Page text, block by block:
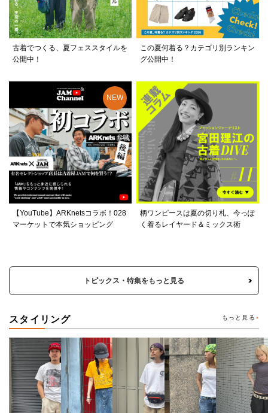
古着でつくる、夏フェススタイルを
公開中！
この夏何着る？カテゴリ別ランキン
グ公開中！
【YouTube】ARKnetsコラボ！028
マーケットで本気ショッピング
柄ワンピースは夏の切り札、今っぽ
く着るレイヤード＆ミックス術
トピックス・特集をもっと見る
スタイリング もっと見る